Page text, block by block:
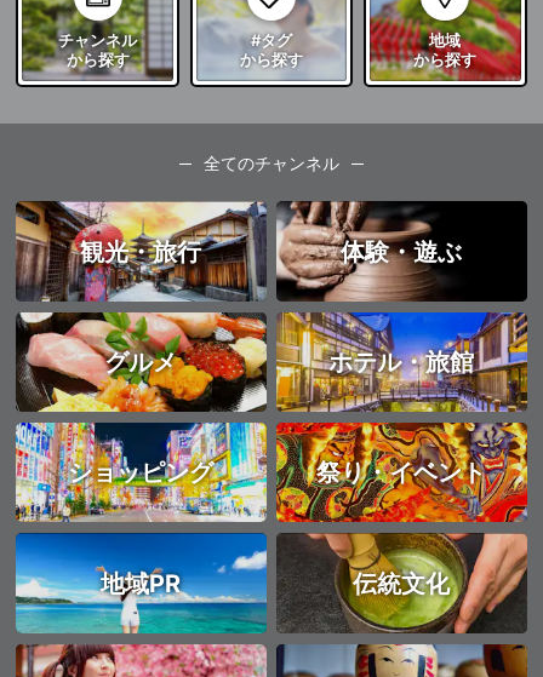
チャンネル
から探す
#タグ
から探す
地域
から探す
全てのチャンネル
観光・旅行 体験・遊ぶ
グルメ ホテル・旅館
ショッピング 祭り・イベント
地域PR 伝統文化